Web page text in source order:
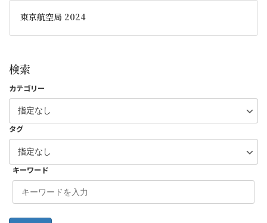
東京航空局 2024
検索
カテゴリー
タグ
キーワード